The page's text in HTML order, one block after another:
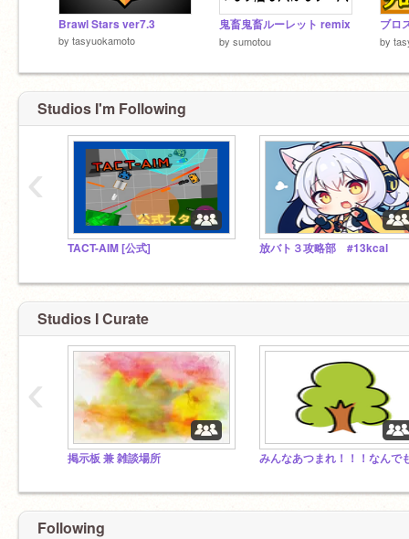
Brawl Stars ver7.3
by tasyuokamoto
鬼畜鬼畜ルーレット remix
by sumotou
ブロ
by
Studios I'm Following
TACT-AIM [公式] 放バト３攻略部 #13kcal
‹
Studios I Curate
掲示板 兼 雑談場所
‹
Following